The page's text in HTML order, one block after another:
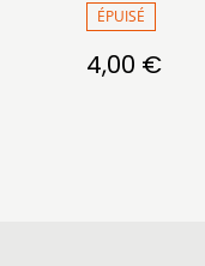
ÉPUISÉ
4,00 €